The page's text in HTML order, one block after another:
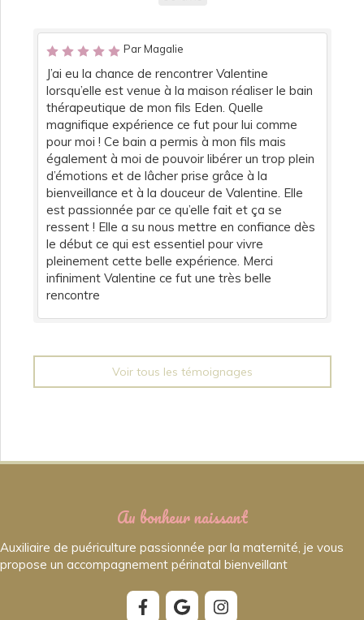
Par Magalie
J’ai eu la chance de rencontrer Valentine
lorsqu’elle est venue à la maison réaliser le bain
thérapeutique de mon fils Eden. Quelle
magnifique expérience ce fut pour lui comme
pour moi ! Ce bain a permis à mon fils mais
également à moi de pouvoir libérer un trop plein
d’émotions et de lâcher prise grâce à la
bienveillance et à la douceur de Valentine. Elle
est passionnée par ce qu’elle fait et ça se
ressent ! Elle a su nous mettre en confiance dès
le début ce qui est essentiel pour vivre
pleinement cette belle expérience. Merci
infiniment Valentine ce fut une très belle
rencontre
Voir tous les témoignages
Au bonheur naissant
Auxiliaire de puériculture passionnée par la maternité, je vous
propose un accompagnement périnatal bienveillant